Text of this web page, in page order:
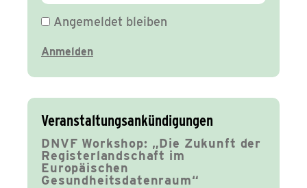
Angemeldet bleiben
Veranstaltungsankündigungen
DNVF Workshop: „Die Zukunft der
Registerlandschaft im
Europäischen
Gesundheitsdatenraum“